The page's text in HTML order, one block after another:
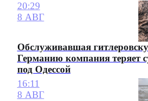
20:29
8 АВГ
Обслуживавшая
Германию компания теряет
под Одессой
16:11
8 АВГ